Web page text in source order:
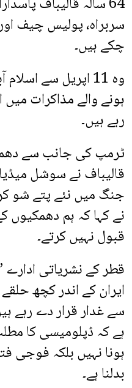
سربراہ، پولیس چیف
چکے ہیں۔
وہ 11 اپریل سے
ہونے والے مذاکرات
رہے ہیں۔
ٹرمپ کی جانب سے
قالیباف نے سوشل
جنگ میں نئے پتے شو
نے کہا کہ ہم دھمکیوں
قبول نہیں کرتے۔
قطر کے نشریاتی ادارے
ایران کے اندر کچھ
سے غدار قرار دے رہے
ہے کہ ڈپلومیسی کا
ہونا نہیں بلکہ فوجی
بدلنا ہے۔